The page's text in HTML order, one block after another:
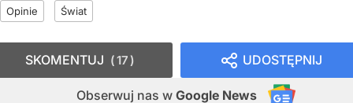
Opinie Świat
UDOSTĘPNIJ
Obserwuj nas w Google News
SKOMENTUJ 17